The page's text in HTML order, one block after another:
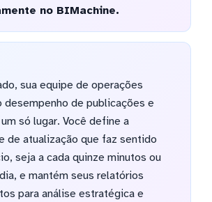
no BIMachine.
sua equipe de operações
desempenho de publicações e
só lugar. Você define a
de atualização que faz sentido
seja a cada quinze minutos ou
e mantém seus relatórios
para análise estratégica e